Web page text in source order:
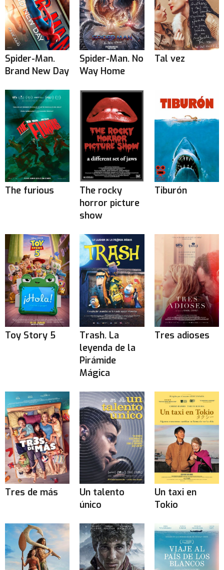
Spider-Man.
Brand New Day
Spider-Man. No
Way Home
Tal vez
The furious
The rocky
horror picture
show
Tiburón
Toy Story 5
Trash. La
leyenda de la
Pirámide
Mágica
Tres adioses
Tres de más
Un talento
único
Un taxi en
Tokio